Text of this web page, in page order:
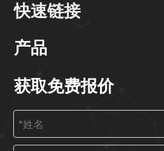
快速链接
产品
获取免费报价